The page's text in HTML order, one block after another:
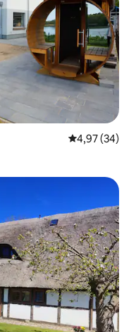
4,97 (34)